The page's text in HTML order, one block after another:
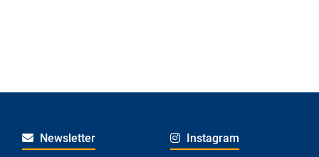
Newsletter Instagram